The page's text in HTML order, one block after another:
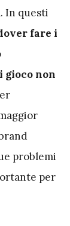
In questi
fare i
gioco non
problemi
per